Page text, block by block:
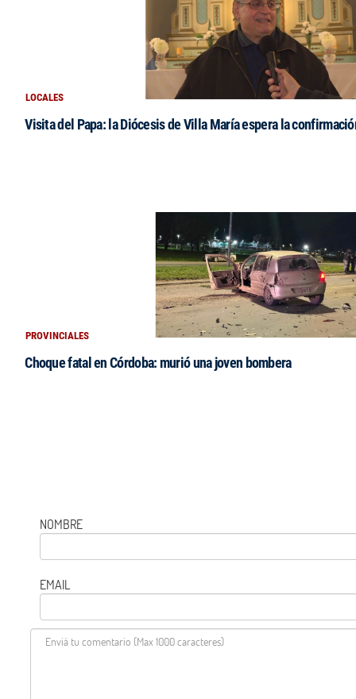
LOCALES
Visita del Papa: la Diócesis de Villa María espera la
PROVINCIALES
Choque fatal en Córdoba: murió una joven bombera
NOMBRE
EMAIL